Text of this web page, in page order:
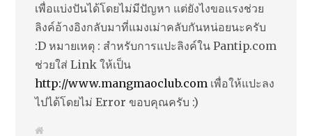
เพื่อแบ่งปันได้โดยไม่มีปัญหา แต่ยังไงขอแรงช่วย
ลิงค์อ้างอิงกลับมาที่แมงเม่าคลับกันหน่อยนะครับ
:D หมายเหตุ : สำหรับการแปะลิงค์ใน Pantip.com
ช่วยใส่ Link ให้เป็น
http://www.mangmaoclub.com เพื่อให้แปะลง
ไปได้โดยไม่ Error ขอบคุณครับ :)